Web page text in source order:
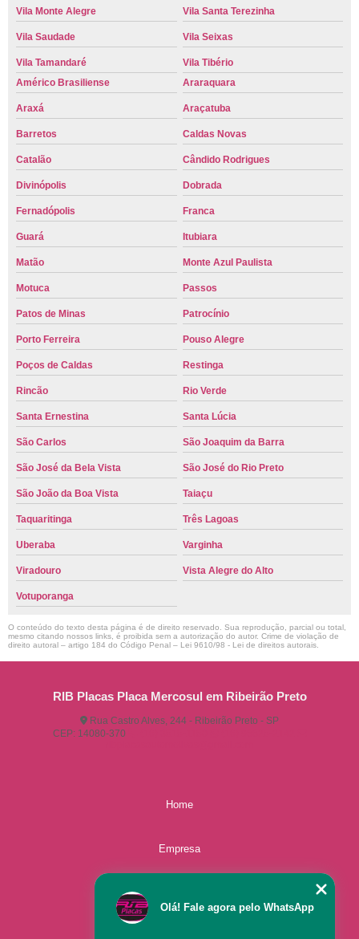
Vila Monte Alegre Vila Santa Terezinha
Vila Saudade Vila Seixas
Vila Tamandaré
Vila Tibério
Américo Brasiliense
Araraquara
Araxá Araçatuba
Barretos Caldas Novas
Catalão Cândido Rodrigues
Divinópolis Dobrada
Fernadópolis Franca
Guará Itubiara
Matão Monte Azul Paulista
Motuca Passos
Patos de Minas Patrocínio
Porto Ferreira Pouso Alegre
Poços de Caldas Restinga
Rincão Rio Verde
Santa Ernestina Santa Lúcia
São Carlos São Joaquim da Barra
São José da Bela Vista São José do Rio Preto
São João da Boa Vista Taiaçu
Taquaritinga Três Lagoas
Uberaba Varginha
Viradouro Vista Alegre do Alto
Votuporanga
O conteúdo do texto desta página é de direito reservado. Sua reprodução, parcial ou total,
mesmo citando nossos links, é proibida sem a autorização do autor. Crime de violação de
direito autoral – artigo 184 do Código Penal – Lei 9610/98 - Lei de direitos autorais
RIB Placas Placa Mercosul em Ribeirão Preto
Rua Castro Alves, 244 - Ribeirão Preto - SP
CEP: 14080-370
Home
Empresa
Olá! Fale agora pelo WhatsApp